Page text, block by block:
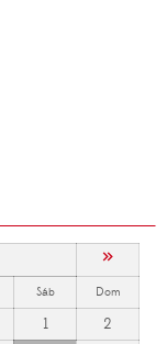
»
Sáb Dom
1
2